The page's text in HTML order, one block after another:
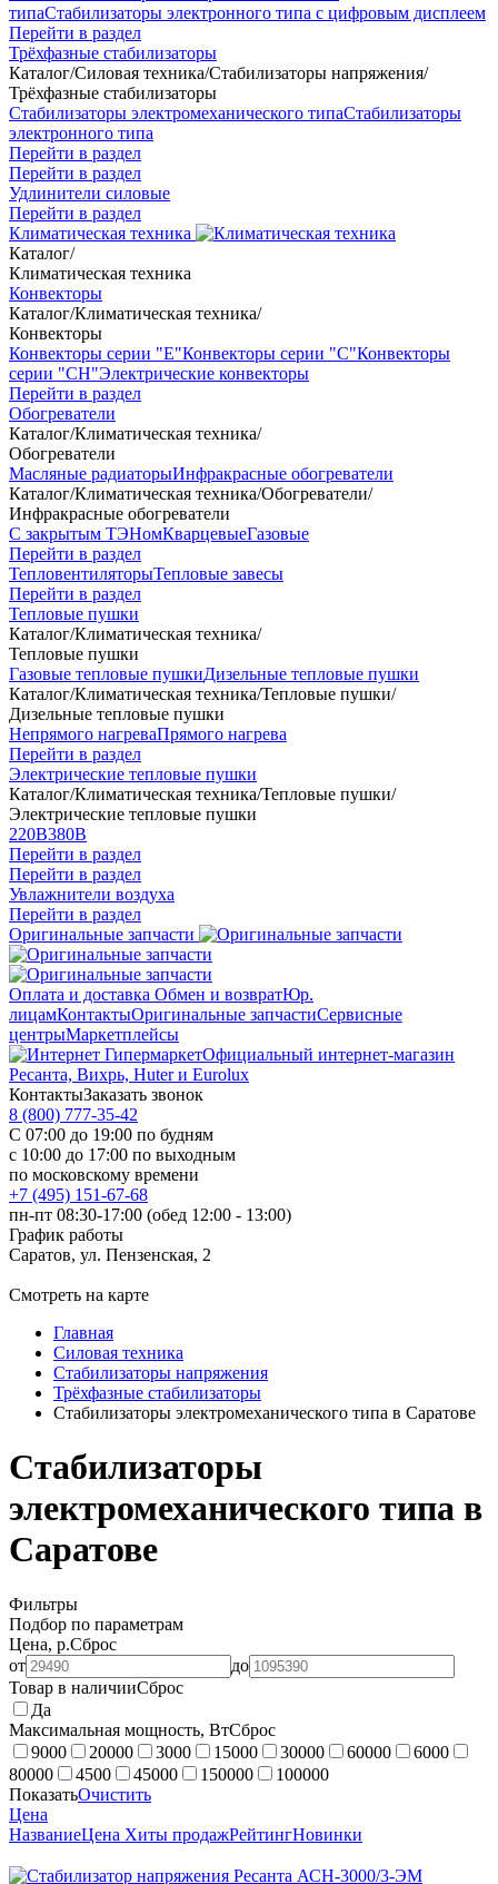
типаСтабилизаторы электронного типа с цифровым дисплеем
Перейти в раздел
Трёхфазные стабилизаторы
Каталог/Силовая техника/Стабилизаторы напряжения/
Трёхфазные стабилизаторы
Стабилизаторы электромеханического типаСтабилизаторы
электронного типа
Перейти в раздел
Перейти в раздел
Удлинители силовые
Перейти в раздел
Климатическая техника
Каталог/
Климатическая техника
Конвекторы
Каталог/Климатическая техника/
Конвекторы
Конвекторы серии "Е"Конвекторы серии "С"Конвекторы
серии "СН"Электрические конвекторы
Перейти в раздел
Обогреватели
Каталог/Климатическая техника/
Обогреватели
Масляные радиаторыИнфракрасные обогреватели
Каталог/Климатическая техника/Обогреватели/
Инфракрасные обогреватели
С закрытым ТЭНомКварцевыеГазовые
Перейти в раздел
ТепловентиляторыТепловые завесы
Перейти в раздел
Тепловые пушки
Каталог/Климатическая техника/
Тепловые пушки
Газовые тепловые пушкиДизельные тепловые пушки
Каталог/Климатическая техника/Тепловые пушки/
Дизельные тепловые пушки
Непрямого нагреваПрямого нагрева
Перейти в раздел
Электрические тепловые пушки
Каталог/Климатическая техника/Тепловые пушки/
Электрические тепловые пушки
220В380В
Перейти в раздел
Перейти в раздел
Увлажнители воздуха
Перейти в раздел
Оригинальные запчасти
Оплата и доставка Обмен и возвратЮр.
лицамКонтактыОригинальные запчастиСервисные
центрыМаркетплейсы
Официальный интернет-магазин
Ресанта, Вихрь, Huter и Eurolux
КонтактыЗаказать звонок
8 (800) 777-35-42
С 07:00 до 19:00 по будням
с 10:00 до 17:00 по выходным
по московскому времени
+7 (495) 151-67-68
пн-пт 08:30-17:00 (обед 12:00 - 13:00)
График работы
Саратов, ул. Пензенская, 2
Смотреть на карте
Главная
Силовая техника
Стабилизаторы напряжения
Трёхфазные стабилизаторы
Стабилизаторы электромеханического типа в Саратове
Стабилизаторы
электромеханического типа в
Саратове
Фильтры
Подбор по параметрам
Цена, р.Сброс
от
до
Товар в наличииСброс
Да
Максимальная мощность, ВтСброс
9000
20000 3000 15000 30000 60000
6000
80000
4500 45000 150000
100000
ПоказатьОчистить
Цена
НазваниеЦена Хиты продажРейтингНовинки